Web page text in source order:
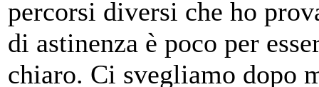
percorsi diversi che ho
di astinenza è poco per
chiaro. Ci svegliamo dopo